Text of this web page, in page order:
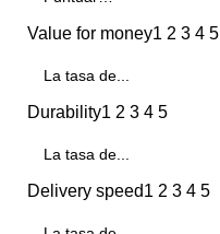
Value for money1 2 3 4 5
Durability1 2 3 4 5
Delivery speed1 2 3 4 5